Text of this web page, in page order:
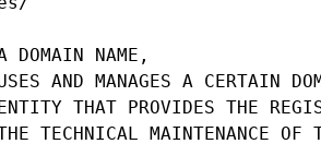
DOMAIN NAME,
AND MANAGES A CERTAIN
THAT PROVIDES THE
TECHNICAL MAINTENANCE OF